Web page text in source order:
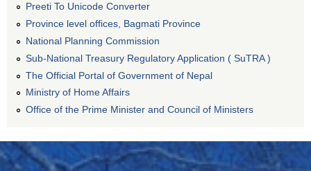
Preeti To Unicode Converter
Province level offices, Bagmati Province
National Planning Commission
Sub-National Treasury Regulatory Application ( SuTRA )
The Official Portal of Government of Nepal
Ministry of Home Affairs
Office of the Prime Minister and Council of Ministers